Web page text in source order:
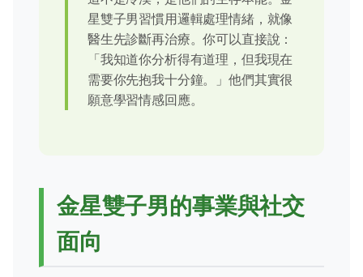
星雙子男習慣用邏輯處理情緒，就像
醫生先診斷再治療。你可以直接說：
「我知道你分析得有道理，但我現在
需要你先抱我十分鐘。」他們其實很
願意學習情感回應。
金星雙子男的事業與社交
面向